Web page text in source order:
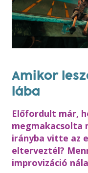
Amikor
lába
Előfordult már,
megmakacsolta
irányba vitte az
elterveztél?
improvizáció